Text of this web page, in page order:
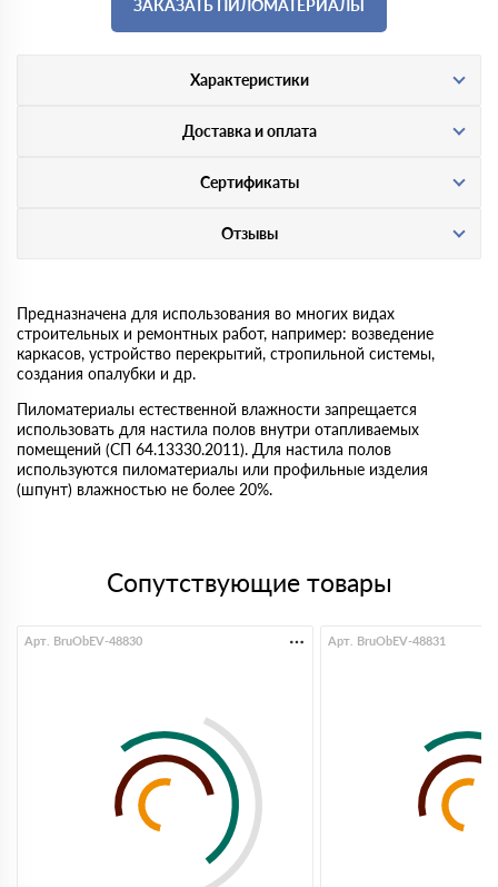
ЗАКАЗАТЬ ПИЛОМАТЕРИАЛЫ
Характеристики
Доставка и оплата
Сертификаты
Отзывы
Предназначена для использования во многих видах
строительных и ремонтных работ, например: возведение
каркасов, устройство перекрытий, стропильной системы,
создания опалубки и др.
Пиломатериалы естественной влажности запрещается
использовать для настила полов внутри отапливаемых
помещений (СП 64.13330.2011). Для настила полов
используются пиломатериалы или профильные изделия
(шпунт) влажностью не более 20%.
Сопутствующие товары
Арт. BruObEV-48830 Арт. BruObEV-48831